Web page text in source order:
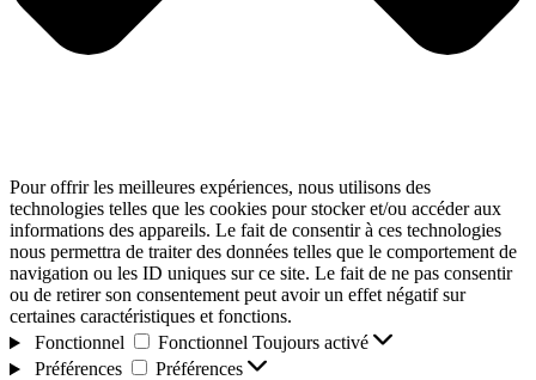
Pour offrir les meilleures expériences, nous utilisons des
technologies telles que les cookies pour stocker et/ou accéder aux
informations des appareils. Le fait de consentir à ces technologies
nous permettra de traiter des données telles que le comportement de
navigation ou les ID uniques sur ce site. Le fait de ne pas consentir
ou de retirer son consentement peut avoir un effet négatif sur
certaines caractéristiques et fonctions.
Fonctionnel
Fonctionnel Toujours activé
Préférences
Préférences